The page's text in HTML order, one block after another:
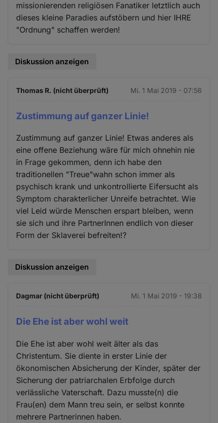
missionierenden religiösen Fanatiker letztlich auch
dieses kleine Paradies aufstöbern und hier IHRE
"Ordnung" schaffen werden!
Diskussion anzeigen
Thomas R. (nicht überprüft) Mi. 1 Mai 2019 - 07:56
Zustimmung auf ganzer Linie!
Zustimmung auf ganzer Linie! Etwas anderes als
eine offene Beziehung wäre für mich ohnehin nie
in Frage gekommen, denn ich habe den
traditionellen "Treue"wahn schon immer als
psychisch krank und unkontrollierte Eifersucht als
Symptom charakterlicher Unreife betrachtet. Wie
viel Leid würde Menschen erspart bleiben, wenn
sie sich und ihre PartnerInnen endlich von dieser
Form der Sklaverei befreiten!?
Diskussion anzeigen
Dagmar (nicht überprüft) Mi. 1 Mai 2019 - 19:38
Die Ehe ist aber wohl weit
Die Ehe ist aber wohl weit älter als das
Christentum. Sie diente in erster Linie der
ökonomischen Absicherung der Kinder, später der
Sicherung der patriarchalen Erbfolge durch
verlässliche Vaterschaft. Dazu musste(n) die
Frau(en) dem Mann treu sein, er selbst konnte
mehrere Partnerinnen haben.